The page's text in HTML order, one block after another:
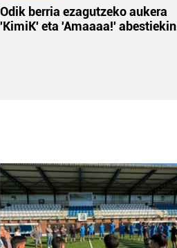
Odik berria ezagutzeko aukera
'KimiK' eta 'Amaaaa!' abestiekin